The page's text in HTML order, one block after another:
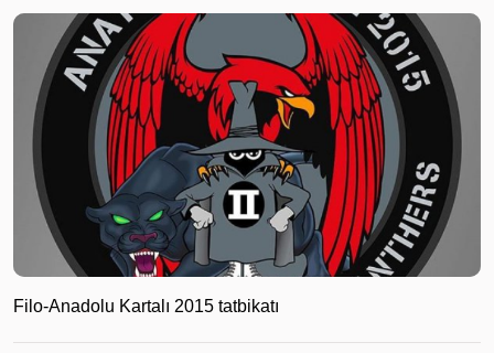
Filo-Anadolu Kartalı 2015 tatbikatı